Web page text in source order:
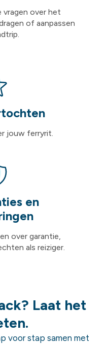
vragen over het
of aanpassen
jouw ferryrit.
en
over garantie,
als reiziger.
Laat het
voor stap samen met